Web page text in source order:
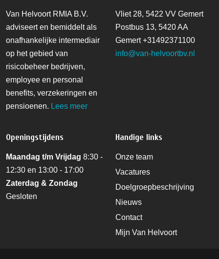
Van Helvoort RMIA B.V.
adviseert en bemiddelt als
onafhankelijke intermediair
op het gebied van
risicobeheer bedrijven,
employee en personal
benefits, verzekeringen en
pensioenen. Lees meer
Vliet 28, 5422 VV Gemert
Postbus 13, 5420 AA
Gemert+31492371100
info@van-helvoortbv.nl
Openingstijdens
Maandag t/m Vrijdag 8:30 -
12:30 en 13:00 - 17:00
Zaterdag & Zondag
Gesloten
Handige links
Onze team
Vacatures
Doelgroepbeschrijving
Nieuws
Contact
Mijn Van Helvoort